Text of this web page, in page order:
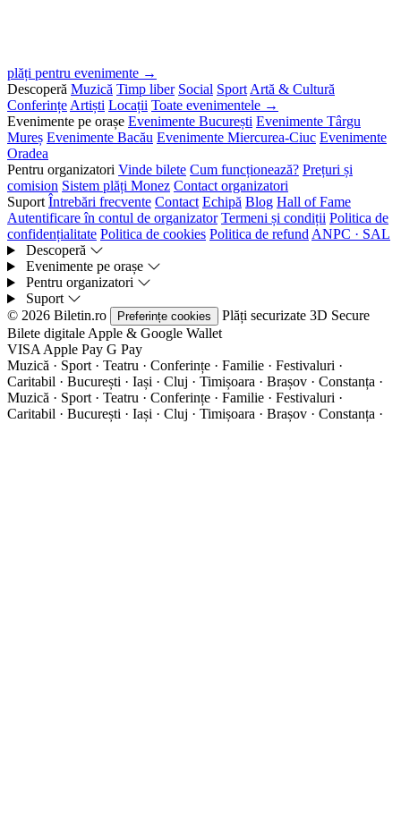
plăți pentru evenimente →
Descoperă Muzică Timp liber Social Sport Artă & Cultură
Conferințe Artiști Locații Toate evenimentele →
Evenimente pe orașe Evenimente București Evenimente Târgu
Mureș Evenimente Bacău Evenimente Miercurea-Ciuc Evenimente
Oradea
Pentru organizatori Vinde bilete Cum funcționează? Prețuri și
comision Sistem plăți Monez Contact organizatori
Suport Întrebări frecvente Contact Echipă Blog Hall of Fame
Autentificare în contul de organizator Termeni și condiții Politica de
confidențialitate Politica de cookies Politica de refund ANPC · SAL
Descoperă
Evenimente pe orașe
Pentru organizatori
Suport
© 2026 Biletin.ro
Preferințe cookies Plăți securizate 3D Secure
Bilete digitale Apple & Google Wallet
VISA Apple Pay G Pay
Muzică · Sport · Teatru · Conferințe · Familie · Festivaluri ·
Caritabil · București · Iași · Cluj · Timișoara · Brașov · Constanța ·
Muzică · Sport · Teatru · Conferințe · Familie · Festivaluri ·
Caritabil · București · Iași · Cluj · Timișoara · Brașov · Constanța ·